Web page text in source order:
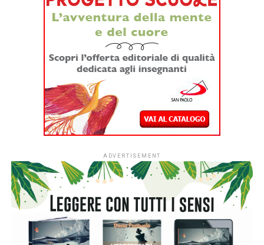
Il concorso indetto da Caffè Moak in collaborazione con il
Gruppo Archinet, è nato nel 2002 grazie all’intuizione di
Annalisa Spadola di portare il caffè oltre i suoi luoghi
comuni. Considerato oggi uno dei concorsi per racconti
inediti più longevi e conosciuti, ha promosso nel tempo
autori di varia formazione e generazione culturali
motivandoli ad esprimere in modo creativo idee originali
ed innovative.
da sinistra: Annalisa Spadola, Direttrice
finalisti sono state
valutate da una giuria
di scrittori e critici
letterari: Cinzia Tani,
Guido Conti, Piero
Dorfles, Massimo